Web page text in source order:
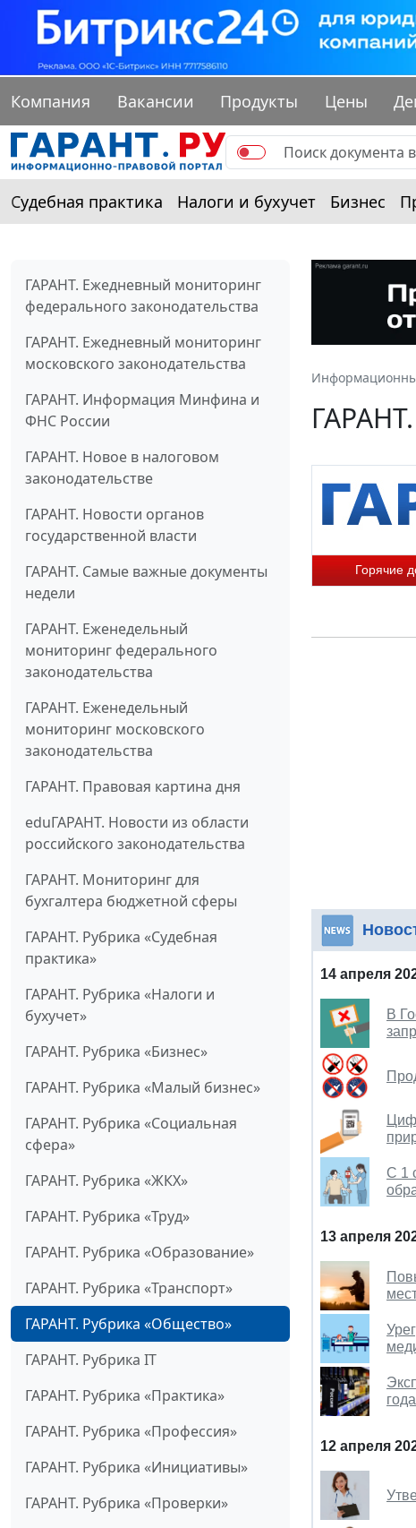
Компания Вакансии Продукты Цены
Судебная практика Налоги и бухучет Бизнес
ГАРАНТ. Ежедневный мониторинг
федерального законодательства
ГАРАНТ. Ежедневный мониторинг
московского законодательства
ГАРАНТ. Информация Минфина и
ФНС России
ГАРАНТ. Новое в налоговом
законодательстве
ГАРАНТ. Новости органов
государственной власти
ГАРАНТ. Самые важные документы
недели
ГАРАНТ. Еженедельный
мониторинг федерального
законодательства
ГАРАНТ. Еженедельный
мониторинг московского
законодательства
ГАРАНТ. Правовая картина дня
eduГАРАНТ. Новости из области
российского законодательства
ГАРАНТ. Мониторинг для
бухгалтера бюджетной сферы
ГАРАНТ. Рубрика «Судебная
практика»
ГАРАНТ. Рубрика «Налоги и
бухучет»
ГАРАНТ. Рубрика «Бизнес»
ГАРАНТ. Рубрика «Малый бизнес»
ГАРАНТ. Рубрика «Социальная
сфера»
ГАРАНТ. Рубрика «ЖКХ»
ГАРАНТ. Рубрика «Труд»
ГАРАНТ. Рубрика «Образование»
ГАРАНТ. Рубрика «Транспорт»
ГАРАНТ. Рубрика «Общество»
ГАРАНТ. Рубрика IT
ГАРАНТ. Рубрика «Практика»
ГАРАНТ. Рубрика «Профессия»
ГАРАНТ. Рубрика «Инициативы»
ГАРАНТ. Рубрика «Проверки»
Горячие
14 апреля
В
С 1
13 апреля
года
12 апреля